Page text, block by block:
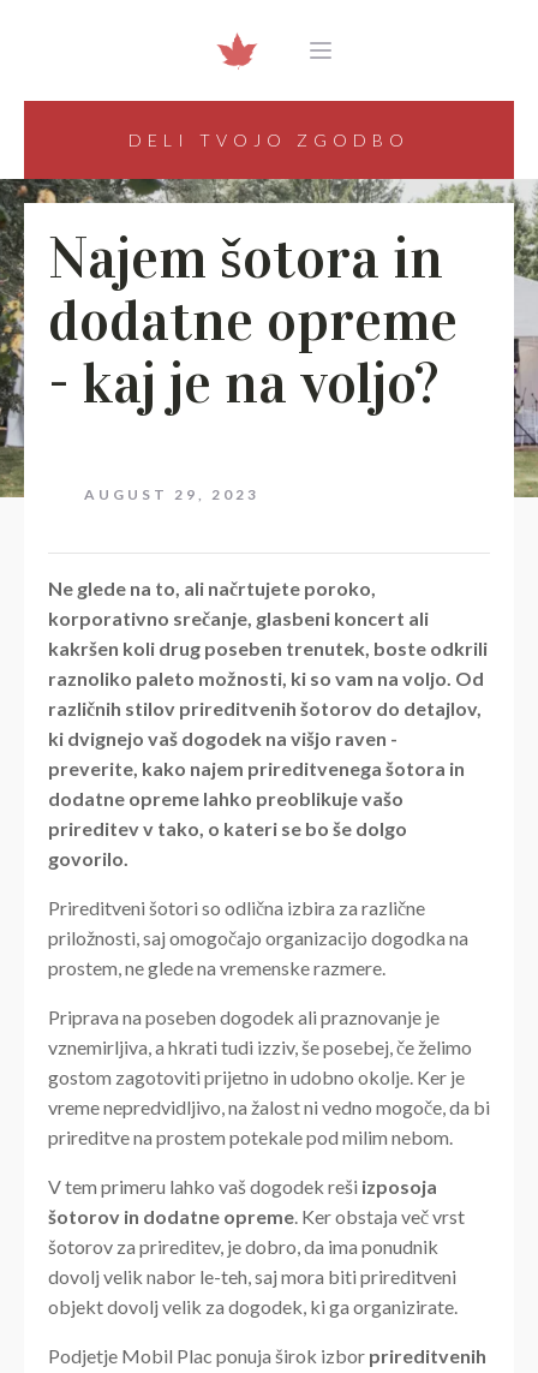
DELI TVOJO ZGODBO
Najem šotora in
dodatne opreme
- kaj je na voljo?
AUGUST 29, 2023
Ne glede na to, ali načrtujete poroko,
korporativno srečanje, glasbeni koncert ali
kakršen koli drug poseben trenutek, boste odkrili
raznoliko paleto možnosti, ki so vam na voljo. Od
različnih stilov prireditvenih šotorov do detajlov,
ki dvignejo vaš dogodek na višjo raven -
preverite, kako najem prireditvenega šotora in
dodatne opreme lahko preoblikuje vašo
prireditev v tako, o kateri se bo še dolgo
govorilo.
Prireditveni šotori so odlična izbira za različne
priložnosti, saj omogočajo organizacijo dogodka na
prostem, ne glede na vremenske razmere.
Priprava na poseben dogodek ali praznovanje je
vznemirljiva, a hkrati tudi izziv, še posebej, če želimo
gostom zagotoviti prijetno in udobno okolje. Ker je
vreme nepredvidljivo, na žalost ni vedno mogoče, da bi
prireditve na prostem potekale pod milim nebom.
V tem primeru lahko vaš dogodek reši izposoja
šotorov in dodatne opreme. Ker obstaja več vrst
šotorov za prireditev, je dobro, da ima ponudnik
dovolj velik nabor le-teh, saj mora biti prireditveni
objekt dovolj velik za dogodek, ki ga organizirate.
Podjetje Mobil Plac ponuja širok izbor prireditvenih